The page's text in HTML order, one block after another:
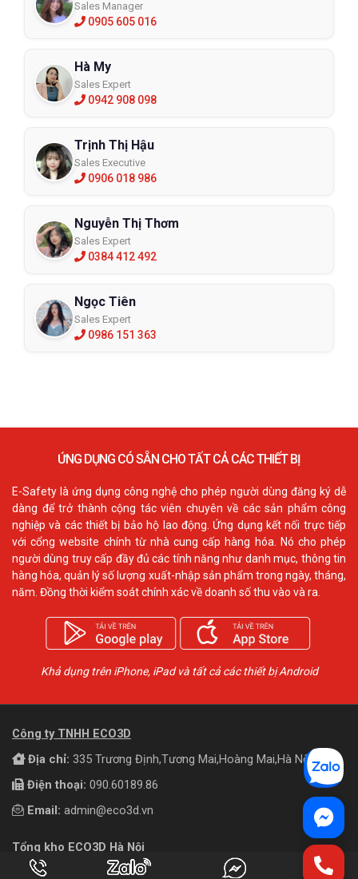
Sales Manager
0905 605 016
Hà My
Sales Expert
0942 908 098
Trịnh Thị Hậu
Sales Executive
0906 018 986
Nguyễn Thị Thơm
Sales Expert
0384 412 492
Ngọc Tiên
Sales Expert
0986 151 363
ỨNG DỤNG CÓ SẴN CHO TẤT CẢ CÁC THIẾT BỊ
E-Safety là ứng dụng công nghệ cho phép người dùng đăng ký dễ
dàng để trở thành cộng tác viên chuyên về các sản phẩm công
nghiệp và các thiết bị bảo hộ lao động. Ứng dụng kết nối trực tiếp
với cổng website chính từ nhà cung cấp hàng hóa. Nó cho phép
người dùng truy cấp đầy đủ các tính năng như danh mục, thông tin
hàng hóa, quản lý số lượng xuất-nhập sản phẩm trong ngày, tháng,
năm. Đồng thời kiểm soát chính xác về doanh số thu vào và ra.
Khả dụng trên iPhone, iPad và tất cả các thiết bị Android
Công ty TNHH ECO3D
Địa chỉ: 335 Trương Định,Tương Mai,Hoàng Mai,Hà Nội
Điện thoại: 090.60189.86
Email: admin@eco3d.vn
Tổng kho ECO3D Hà Nội
Địa chỉ:
Số 1150 Nguyễn Khoái, P Lĩnh Nam, Q, Hoàng Mai,